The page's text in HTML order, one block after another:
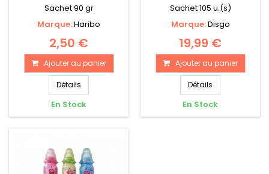
Sachet 90 gr
Marque:Haribo
2,50 €
Ajouter au panier
Détails
En Stock
Sachet 105 u.(s)
Marque:Disgo
19,99 €
Ajouter au panier
Détails
En Stock